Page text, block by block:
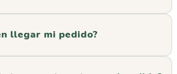
llegar mi pedido?